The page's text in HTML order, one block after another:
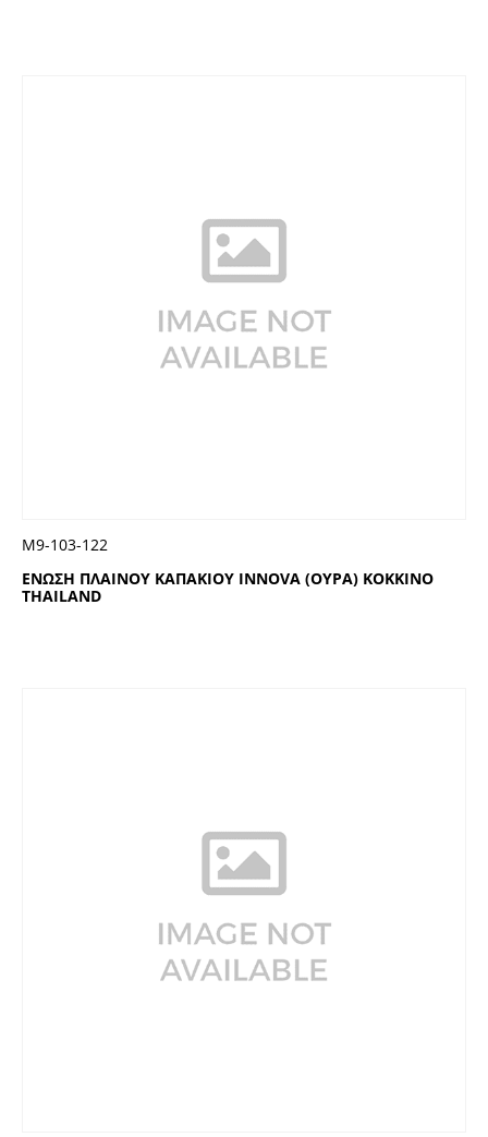
ΕΝΩΣΗ ΠΛΑΙΝΟΥ ΚΑΠΑΚΙΟΥ INNOVA (ΟΥΡΑ) ΚΟΚΚΙΝΟ
THAILAND
Μ9-103-122